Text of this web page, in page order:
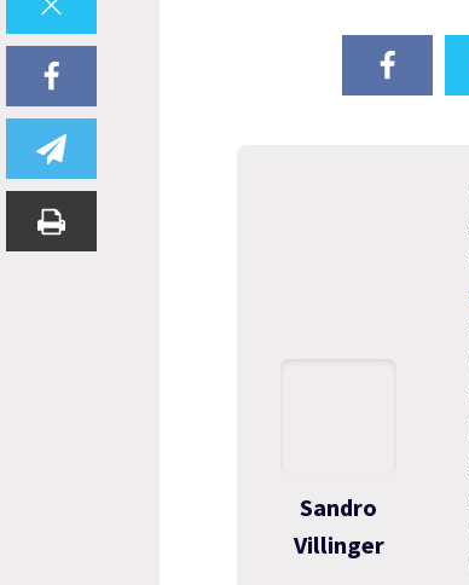
Sandro
Villinger